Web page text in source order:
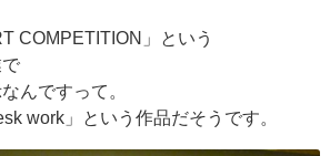
COMPETITION」という
んですって。
work」という作品だそうです。